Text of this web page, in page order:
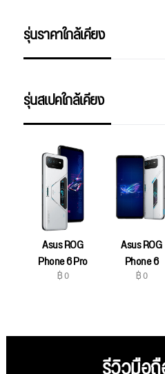
รุ่นราคาใกล้เคียง
รุ่นสเปคใกล้เคียง
Asus ROG
Phone 6 Pro
฿ 0
Asus ROG
Phone 6
฿ 0